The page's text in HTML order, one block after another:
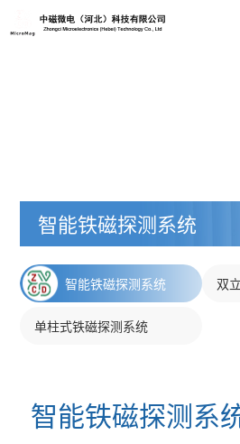
于
我
们
公
构
心
智能铁磁探测系统
智能铁磁探测系统 双
单柱式铁磁探测系统
智能铁磁探测系